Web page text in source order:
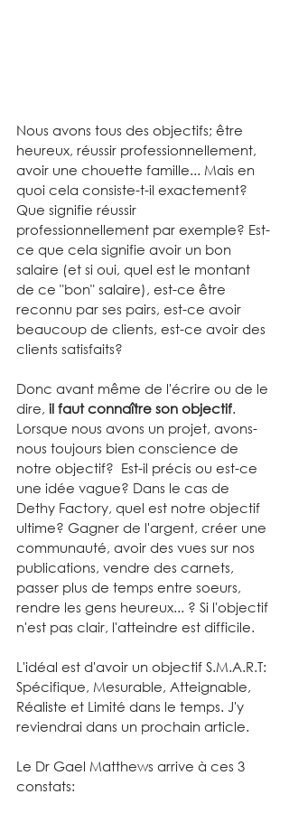
Nous avons tous des objectifs; être
heureux, réussir professionnellement,
avoir une chouette famille... Mais en
quoi cela consiste-t-il exactement?
Que signifie réussir
professionnellement par exemple? Est-
ce que cela signifie avoir un bon
salaire (et si oui, quel est le montant
de ce "bon" salaire), est-ce être
reconnu par ses pairs, est-ce avoir
beaucoup de clients, est-ce avoir des
clients satisfaits?
Donc avant même de l'écrire ou de le
dire, il faut connaître son objectif.
Lorsque nous avons un projet, avons-
nous toujours bien conscience de
notre objectif?  Est-il précis ou est-ce
une idée vague? Dans le cas de
Dethy Factory, quel est notre objectif
ultime? Gagner de l'argent, créer une
communauté, avoir des vues sur nos
publications, vendre des carnets,
passer plus de temps entre soeurs,
rendre les gens heureux... ? Si l'objectif
n'est pas clair, l'atteindre est difficile.
L'idéal est d'avoir un objectif S.M.A.R.T:
Spécifique, Mesurable, Atteignable,
Réaliste et Limité dans le temps. J'y
reviendrai dans un prochain article.
Le Dr Gael Matthews arrive à ces 3
constats: